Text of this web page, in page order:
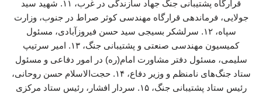
قرارگاه پشتیبانی جنگ جهاد سازندگی در غرب، ۱۱. شهید سید
جولایی، فرماندهی قرارگاه مهندسی کوثر صراط در جنوب، وزارت
سپاه، ۱۲. سرلشکر بسیجی سید حسن فیروزآبادی، مسئول
کمیسیون مهندسی صنعتی و پشتیبانی جنگ، ۱۳. امیر سرتیپ
سلیمی، مسئول دفتر مشاورت امام(ره) در امور دفاعی و مسئول
ستاد جنگ‌های نامنظم و وزیر دفاع، ۱۴. حجت‌الاسلام حسن روحانی،
رئیس ستاد پشتیبانی جنگ، ۱۵. سردار افشار، رئیس ستاد مرکزی